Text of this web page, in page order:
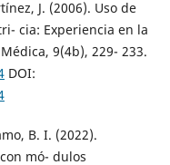
J. (2006). Uso de
cia: Experiencia en la
9(4b), 229- 233.
DOI:
B. I. (2022).
mó- dulos